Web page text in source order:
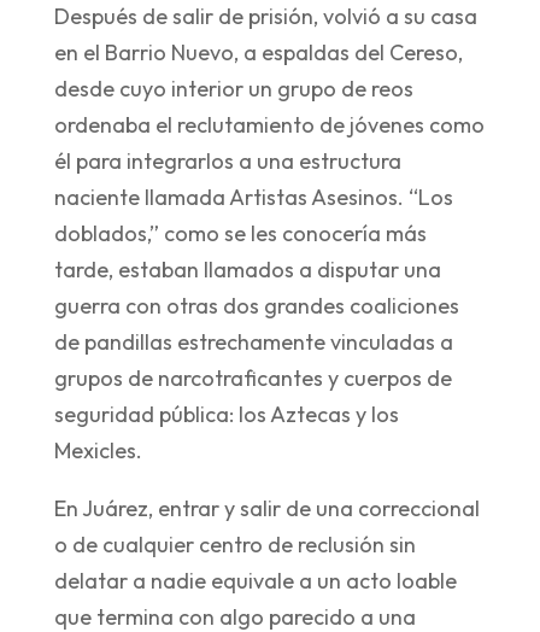
Después de salir de prisión, volvió a su casa
en el Barrio Nuevo, a espaldas del Cereso,
desde cuyo interior un grupo de reos
ordenaba el reclutamiento de jóvenes como
él para integrarlos a una estructura
naciente llamada Artistas Asesinos. “Los
doblados,” como se les conocería más
tarde, estaban llamados a disputar una
guerra con otras dos grandes coaliciones
de pandillas estrechamente vinculadas a
grupos de narcotraficantes y cuerpos de
seguridad pública: los Aztecas y los
Mexicles.
En Juárez, entrar y salir de una correccional
o de cualquier centro de reclusión sin
delatar a nadie equivale a un acto loable
que termina con algo parecido a una